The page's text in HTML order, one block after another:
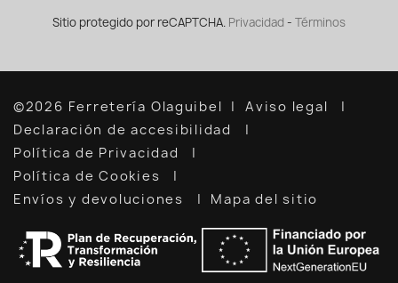
Sitio protegido por reCAPTCHA. Privacidad - Términos
©2026 Ferretería Olaguibel
Aviso legal
Declaración de accesibilidad
Política de Privacidad
Política de Cookies
Envíos y devoluciones
Mapa del sitio